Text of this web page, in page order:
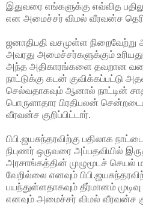
இதுவரை எங்களுக்கு எவ்வித
என அமைச்சர் விமல் வீரவன்ச
ஜனாதிபதி வசமுள்ள நிறைவேற்று
அவரது அமைச்சர்களுக்கும் உரியது
அந்த அதிகாரங்களை தவறான
நாட்டுக்கு கடன் குவிக்கப்பட்டு
செல்வதாகவும் ஆனால் நாட்டின்
பொருளாதார பிரதிபலன்
வீரவன்ச குறிப்பிட்டார்.
பிபி.ஜயசுந்தரவிற்கு பதிலாக
நிபுணர் ஒருவரை அப்பதவியில்
அரசாங்கத்தின் முழுமூடச் செயல்
வேறில்லை எனவும்
பயந்துள்ளதாகவும் தீர்மானம்
எனவும் அமைச்சர் விமல் வீரவன்ச